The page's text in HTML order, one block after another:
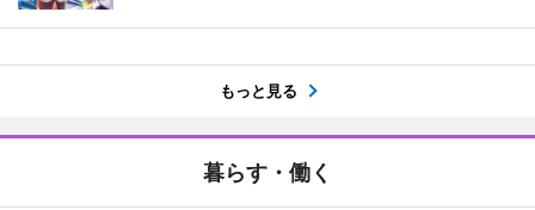
もっと見る
暮らす・働く